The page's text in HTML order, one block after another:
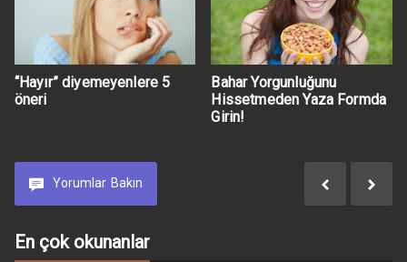
“Hayır” diyemeyenlere 5
öneri
Bahar Yorgunluğunu
Hissetmeden Yaza Formda
Girin!
Yorumlar Bakın
En çok okunanlar